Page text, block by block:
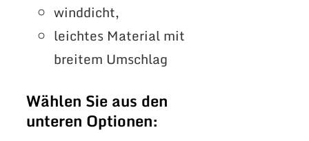
winddicht,
leichtes Material mit
breitem Umschlag
Wählen Sie aus den
unteren Optionen: